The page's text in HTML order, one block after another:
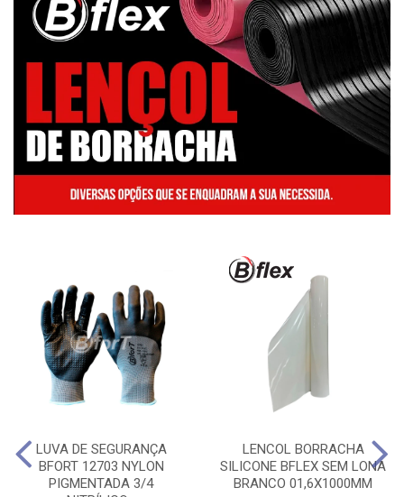
LUVA DE SEGURANÇA
BFORT 12703 NYLON
PIGMENTADA 3/4
LENCOL BORRACHA
SILICONE BFLEX SEM LONA
BRANCO 01,6X1000MM